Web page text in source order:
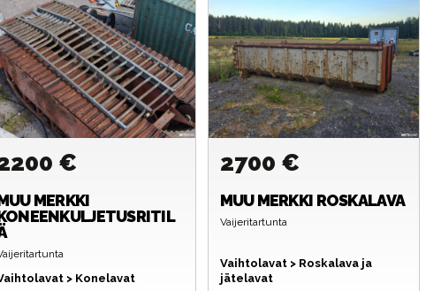
€
MERKKI
> Konelavat
2700 €
MUU MERKKI ROSKALAVA
Vaijeritartunta
Vaihtolavat > Roskalava ja
jätelavat